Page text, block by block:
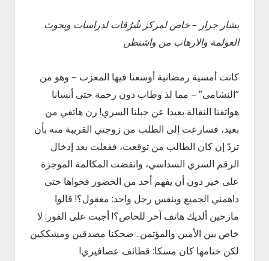
بشار جرار – خاص لمركز شُرُفات لدراسات وبحوث
العولمة والارهاب من واشنطن
كانت أمسية رمضانية أوسعنا فيها المعزب – وهو من
“النشامى” – مما لذ وطاب دون رحمة حتى أنسانا
هواتفنا النقالة بعيدا عن حبلنا السري! رن هاتفي من
بعيد، فسارعت إلى الطلب من زوجتي القريبة منه بأن
تردّ إن كان الطالب من توقعت، ففعلت بعد إدخال
الرقم السري السداسي، وانقضت المكالمة الموجزة
على خير دون أن يفهم أحد من الحضور فحواها حتى
داهمني الجميع وبنفس رجل واحد: معقول؟! قالوا
مازحين ألديك هاتف آخر للخاص؟! أجبت على الفور: لا
خاص بين الأمين والمؤتمن.. ضحكنا مصدقين ومشككين
لكن ختامها كان مسكا: قطائف عصافيري!